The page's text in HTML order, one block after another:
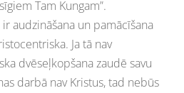
Tam Kungam”.
audzināšana un pamācīšana
Ja tā nav
dvēseļkopšana zaudē savu
darbā nav Kristus, tad nebūs